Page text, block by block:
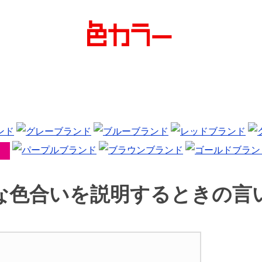
色合いを説明するときの言